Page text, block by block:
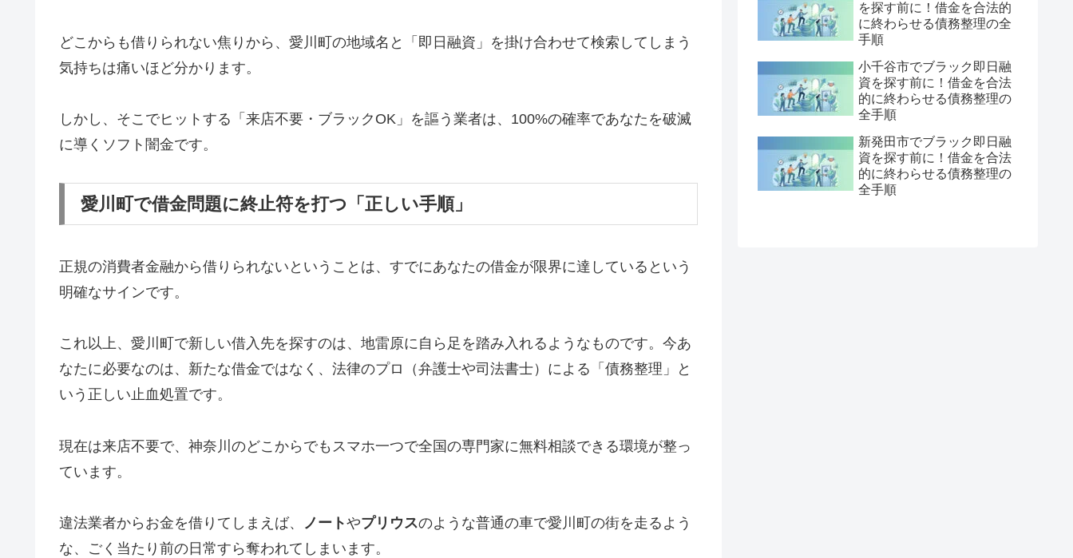
どこからも借りられない焦りから、愛川町の地域名と「即日融資」を掛け合わせて検索してしまう
気持ちは痛いほど分かります。
しかし、そこでヒットする「来店不要・ブラックOK」を謳う業者は、100%の確率であなたを破滅
に導くソフト闇金です。
愛川町で借金問題に終止符を打つ「正しい手順」
正規の消費者金融から借りられないということは、すでにあなたの借金が限界に達しているという
明確なサインです。
これ以上、愛川町で新しい借入先を探すのは、地雷原に自ら足を踏み入れるようなものです。今あ
なたに必要なのは、新たな借金ではなく、法律のプロ（弁護士や司法書士）による「債務整理」と
いう正しい止血処置です。
現在は来店不要で、神奈川のどこからでもスマホ一つで全国の専門家に無料相談できる環境が整っ
ています。
違法業者からお金を借りてしまえば、 ノートやプリウスのような普通の車で愛川町の街を走るよう
な、ごく当たり前の日常すら奪われてしまいます。
を探す前に！借金を合法的
に終わらせる債務整理の全
手順
小千谷市でブラック即日融
資を探す前に！借金を合法
的に終わらせる債務整理の
全手順
新発田市でブラック即日融
資を探す前に！借金を合法
的に終わらせる債務整理の
全手順